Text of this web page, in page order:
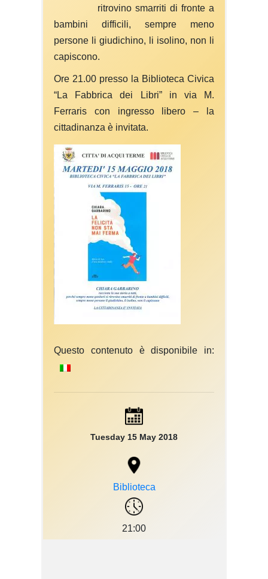
ritrovino smarriti di fronte a
bambini difficili, sempre meno
persone li giudichino, li isolino, non li
capiscono.
Ore 21.00 presso la Biblioteca Civica
“La Fabbrica dei Libri” in via M.
Ferraris con ingresso libero – la
cittadinanza è invitata.
Questo contenuto è disponibile in:
Tuesday 15 May 2018
Biblioteca
21:00